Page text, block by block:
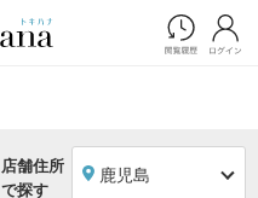
店舗住所
で探す
鹿児島